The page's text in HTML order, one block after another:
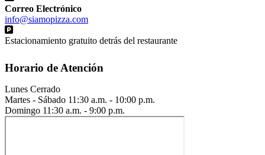
Correo Electrónico
info@siamopizza.com
Estacionamiento gratuito detrás del restaurante
Horario de Atención
Lunes Cerrado
Martes - Sábado 11:30 a.m. - 10:00 p.m.
Domingo 11:30 a.m. - 9:00 p.m.